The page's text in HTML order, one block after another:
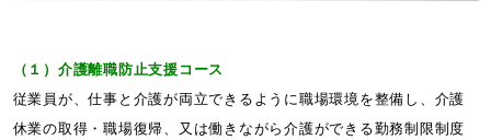
（１）介護離職防止支援コース
従業員が、仕事と介護が両立できるように職場環境を整備し、介護
休業の取得・職場復帰、又は働きながら介護ができる勤務制限制度